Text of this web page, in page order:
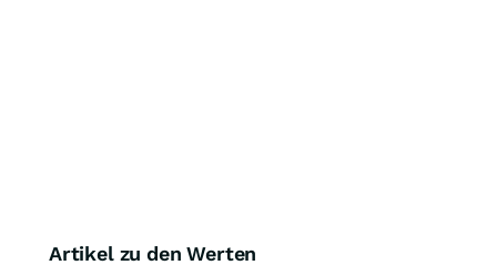
Artikel zu den Werten